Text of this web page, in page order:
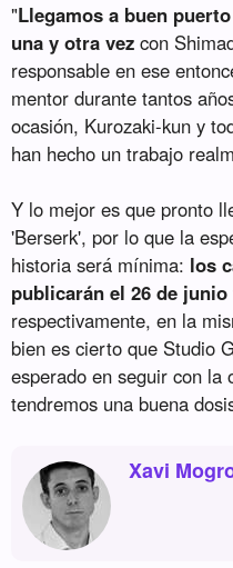
"Llegamos a buen
una y otra vez con
responsable en ese
mentor durante tantos
ocasión, Kurozaki-kun y
han hecho un trabajo
Y lo mejor es que pronto
'Berserk', por lo que la
historia será mínima: los
publicarán el 26 de
respectivamente, en la
bien es cierto que Studio
esperado en seguir con la
tendremos una buena
Xavi